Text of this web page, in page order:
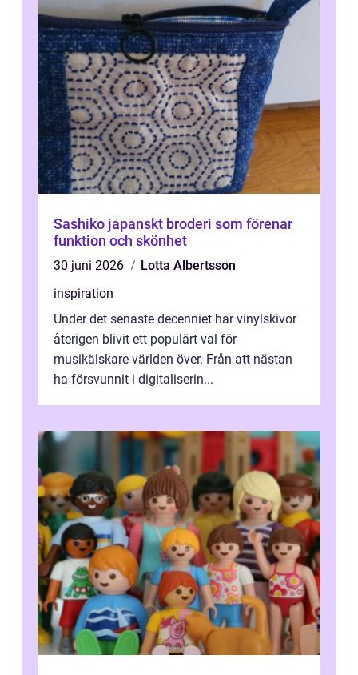
Sashiko japanskt broderi som förenar
funktion och skönhet
30 juni 2026
Lotta Albertsson
inspiration
Under det senaste decenniet har vinylskivor
återigen blivit ett populärt val för
musikälskare världen över. Från att nästan
ha försvunnit i digitaliserin...